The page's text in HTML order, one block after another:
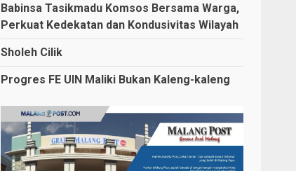
Babinsa Tasikmadu Komsos Bersama Warga,
Perkuat Kedekatan dan Kondusivitas Wilayah
Sholeh Cilik
Progres FE UIN Maliki Bukan Kaleng-kaleng